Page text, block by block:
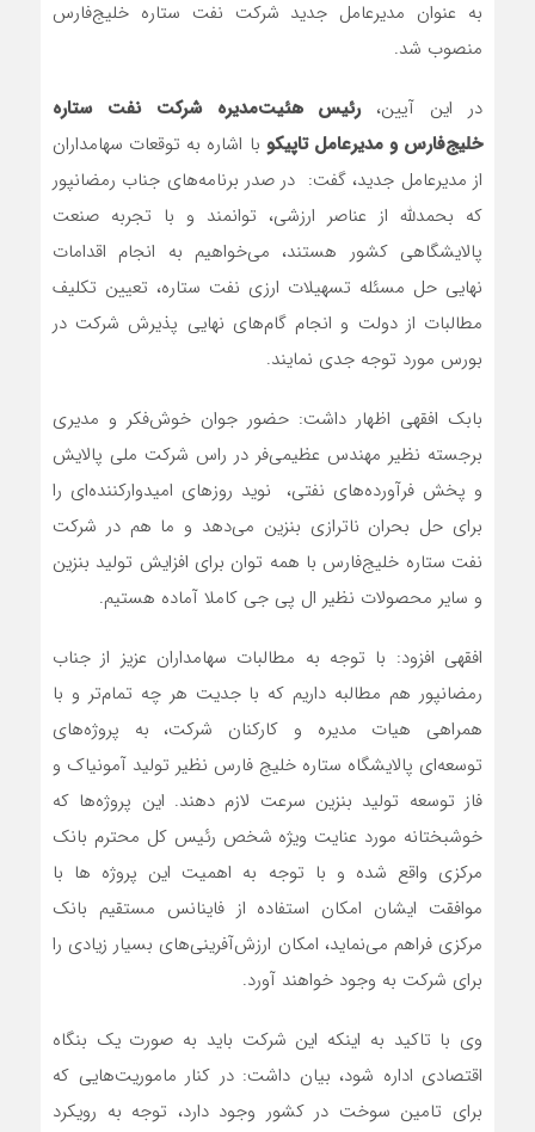
به‌ عنوان مدیرعامل جدید شرکت نفت ستاره خلیج‌فارس
منصوب شد.
در این آیین،رئیس هئیت‌مدیره شرکت نفت ستاره
خلیج‌فارس و مدیرعامل تاپیکو با اشاره به توقعات سهامداران
از مدیرعامل جدید، گفت: در صدر برنامه‌های جناب رمضانپور
که بحمدلله از عناصر ارزشی، توانمند و با تجربه صنعت
پالایشگاهی کشور هستند، می‌خواهیم به انجام اقدامات
نهایی حل مسئله تسهیلات ارزی نفت ستاره، تعیین تکلیف
مطالبات از دولت و انجام گام‌های نهایی پذیرش شرکت در
بورس مورد توجه جدی نمایند.
بابک افقهی اظهار داشت: حضور جوان خوش‌‌فکر و مدیری
برجسته نظیر مهندس عظیمی‌فر در راس شرکت ملی پالایش
و پخش فرآورده‌های نفتی، نوید روزهای امیدوارکننده‌ای را
برای حل بحران ناترازی بنزین می‌دهد و ما هم در شرکت
نفت ستاره خلیج‌فارس با همه توان برای افزایش تولید بنزین
و سایر محصولات نظیر ال پی جی کاملا آماده هستیم.
افقهی افزود: با توجه به مطالبات سهامداران عزیز از جناب
رمضانپور هم مطالبه داریم که با جدیت هر چه تمام‌تر و با
همراهی هیات مدیره و کارکنان شرکت، به پروژه‌های
توسعه‌ای پالایشگاه ستاره خلیج فارس نظیر تولید آمونیاک و
فاز توسعه تولید بنزین سرعت لازم دهند. این پروژه‌ها که
خوشبختانه مورد عنایت ویژه شخص رئیس کل محترم بانک
مرکزی واقع شده و با توجه به اهمیت این پروژه ها با
موافقت ایشان امکان استفاده از فاینانس مستقیم بانک
مرکزی فراهم می‌نماید، امکان ارزش‌آفرینی‌های بسیار زیادی را
برای شرکت به وجود خواهند آورد.
وی با تاکید به اینکه این شرکت باید به صورت یک بنگاه
اقتصادی اداره شود، بیان داشت: در کنار ماموریت‌هایی که
برای تامین سوخت در کشور وجود دارد، توجه به رویکرد